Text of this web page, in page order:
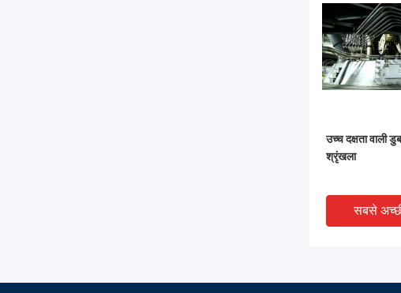
उच्च दक्षता वाली
श्रृंखला
सबसे